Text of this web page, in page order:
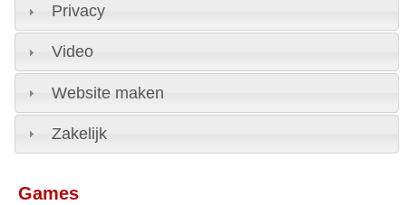
Privacy
Video
Website maken
Zakelijk
Games